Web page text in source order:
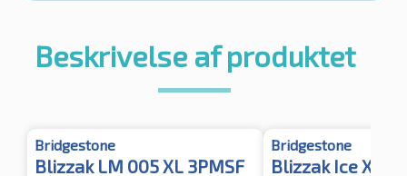
Beskrivelse af produktet
Bridgestone
Blizzak LM 005 XL 3PMSF
Bridgestone
Blizzak Ice XL